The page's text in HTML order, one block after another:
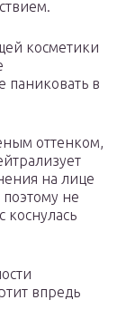
косметики
паниковать в
оттенком,
на лице
не
коснулась
впредь